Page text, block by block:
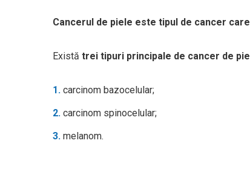
Cancerul de piele este tipul de cancer
Există trei tipuri principale de cancer de
carcinom bazocelular;
carcinom spinocelular;
melanom.